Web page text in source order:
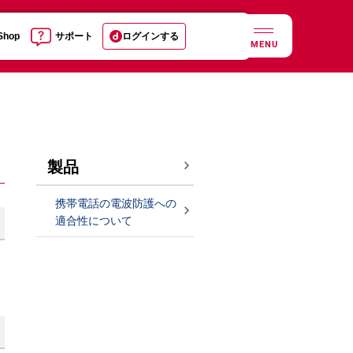
サポート ログインする
MENU
製品
携帯電話の電波防護への
適合性について